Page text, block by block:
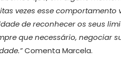
vezes esse
de reconhecer os seus
que necessário, negociar
Comenta Marcela.